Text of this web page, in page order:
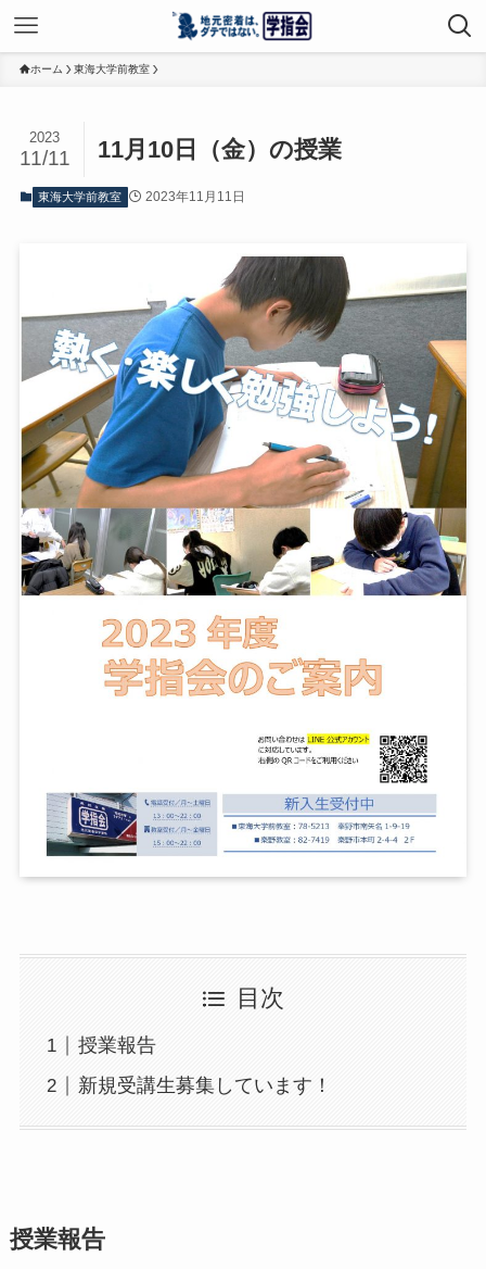
ホーム 東海大学前教室
11月10日（金）の授業
2023
11/11
東海大学前教室 2023年11月11日
目次
授業報告
新規受講生募集しています！
授業報告